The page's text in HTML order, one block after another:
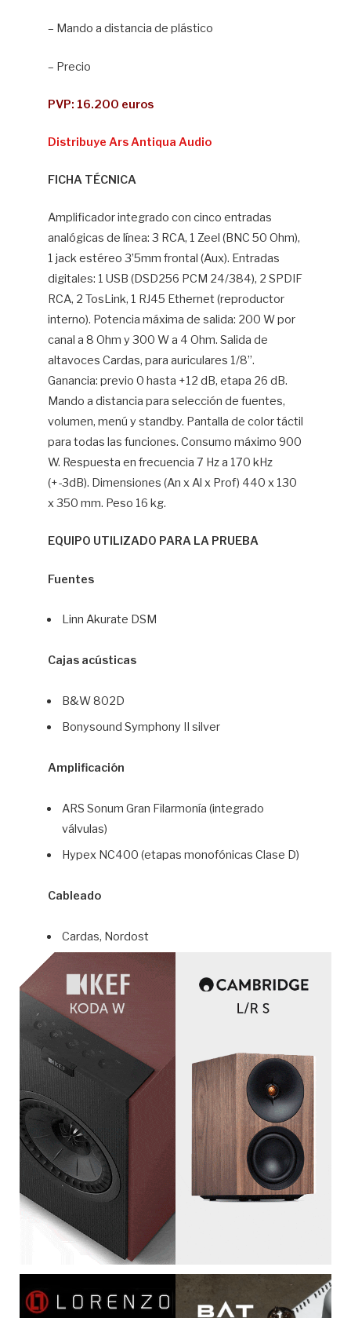
– Mando a distancia de plástico
– Precio
PVP: 16.200 euros
Distribuye Ars Antiqua Audio
FICHA TÉCNICA
Amplificador integrado con cinco entradas
analógicas de línea: 3 RCA, 1 Zeel (BNC 50 Ohm),
1 jack estéreo 3’5mm frontal (Aux). Entradas
digitales: 1 USB (DSD256 PCM 24/384), 2 SPDIF
RCA, 2 TosLink, 1 RJ45 Ethernet (reproductor
interno). Potencia máxima de salida: 200 W por
canal a 8 Ohm y 300 W a 4 Ohm. Salida de
altavoces Cardas, para auriculares 1/8’’.
Ganancia: previo 0 hasta +12 dB, etapa 26 dB.
Mando a distancia para selección de fuentes,
volumen, menú y standby. Pantalla de color táctil
para todas las funciones. Consumo máximo 900
W. Respuesta en frecuencia 7 Hz a 170 kHz
(+-3dB). Dimensiones (An x Al x Prof) 440 x 130
x 350 mm. Peso 16 kg.
EQUIPO UTILIZADO PARA LA PRUEBA
Fuentes
Linn Akurate DSM
Cajas acústicas
B&W 802D
Bonysound Symphony II silver
Amplificación
ARS Sonum Gran Filarmonía (integrado
válvulas)
Hypex NC400 (etapas monofónicas Clase D)
Cableado
Cardas, Nordost